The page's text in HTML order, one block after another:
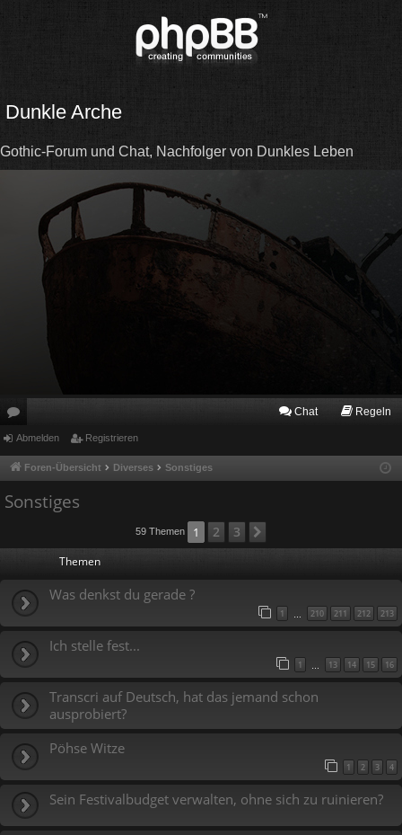
Dunkle Arche
Gothic-Forum und Chat, Nachfolger von Dunkles Leben
or
en
Chat Regeln
Abmelden Registrieren
Foren-Übersicht Diverses Sonstiges
Sonstiges
59 Themen 1 2 3
Themen
Was denkst du gerade ?
1 … 210 211 212 213
Ich stelle fest...
1 … 13 14 15 16
Transcri auf Deutsch, hat das jemand schon
ausprobiert?
Pöhse Witze
1 2 3 4
Sein Festivalbudget verwalten, ohne sich zu ruinieren?